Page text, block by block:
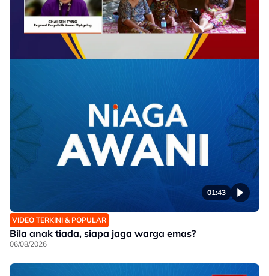
01:43
VIDEO TERKINI & POPULAR
Bila anak tiada, siapa jaga warga emas?
06/08/2026